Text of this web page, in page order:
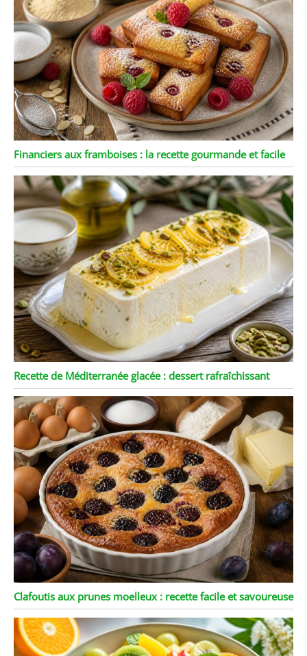
Financiers aux framboises : la recette gourmande et facile
Recette de Méditerranée glacée : dessert rafraîchissant
Clafoutis aux prunes moelleux : recette facile et savoureuse